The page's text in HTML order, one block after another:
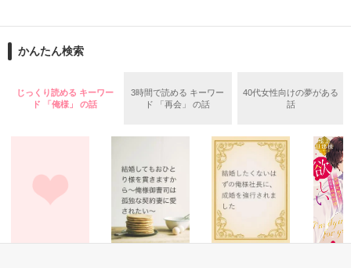
意を決した私に、応えてくれた彼
あやまちの一夜に「愛してる」の言いわけを添えたら、それは
〝約束〟になりますか？
元上司　⇒　社長
神崎京吾（かんざきけいご）　31歳
かんたん検索
じっくり読める キーワー
ド 「俺様」 の話
3時間で読める キーワー
ド 「再会」 の話
40代女性向けの夢がある
話